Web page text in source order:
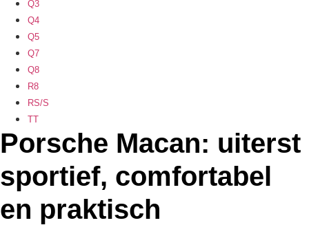
Q3
Q4
Q5
Q7
Q8
R8
RS/S
TT
Porsche Macan: uiterst
sportief, comfortabel
en praktisch